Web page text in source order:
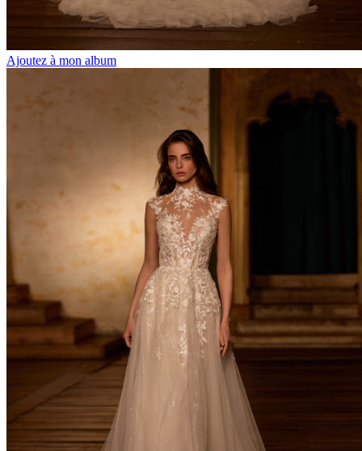
Ajoutez à mon album